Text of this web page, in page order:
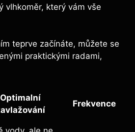
vlhkoměr, který vám vše
teprve začínáte, můžete se
praktickými radami,
Optimalní
Frekvence